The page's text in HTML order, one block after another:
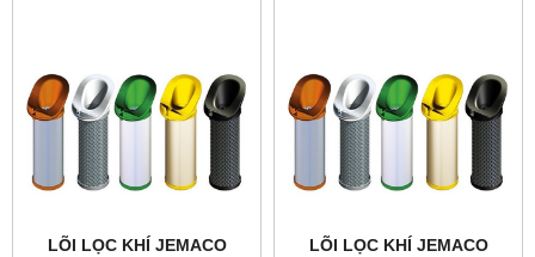
LÕI LỌC KHÍ JEMACO
LÕI LỌC KHÍ JEMACO